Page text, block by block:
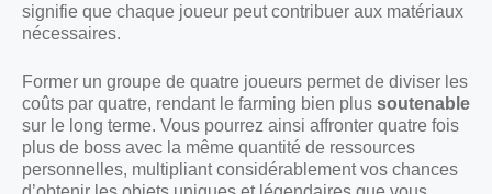
signifie que chaque joueur peut contribuer aux matériaux
nécessaires.
Former un groupe de quatre joueurs permet de diviser les
coûts par quatre, rendant le farming bien plus soutenable
sur le long terme. Vous pourrez ainsi affronter quatre fois
plus de boss avec la même quantité de ressources
personnelles, multipliant considérablement vos chances